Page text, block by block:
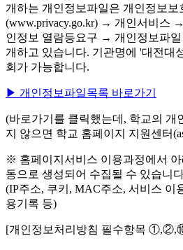
개하는 개인정보파일은 개인정보보
(www.privacy.go.kr) → 개인서비스
인정보 열람등요구 → 개인정보파
개하고 있습니다. 기관명에 '대전대
회가 가능합니다.
▶ 개인정보파일목록 바로가기
(바로가기를 클릭했는데, 학교의 개
지 않으면 학교 홈페이지 지원센터
※ 홈페이지서비스 이용과정에서
동으로 생성되어 수집될 수 있습니
(IP주소, 쿠키, MAC주소, 서비스 이
용기록 등)
[개인정보처리방침 필수항목